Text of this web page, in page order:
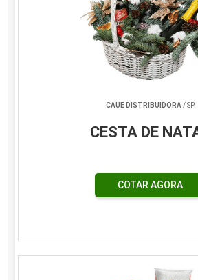
CAUE DISTRIBUIDORA/ SP
CESTA DE
COTAR AGORA